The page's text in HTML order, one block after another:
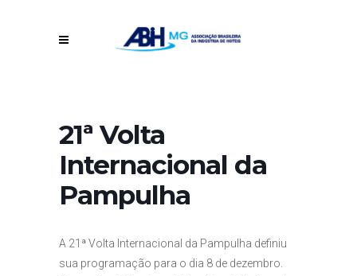
21ª Volta
Internacional da
Pampulha
A 21ª Volta Internacional da Pampulha definiu
sua programação para o dia 8 de dezembro.